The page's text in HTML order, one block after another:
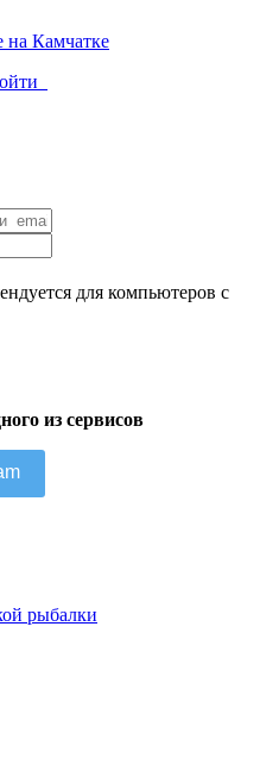
для компьютеров с
из сервисов
рыбалки